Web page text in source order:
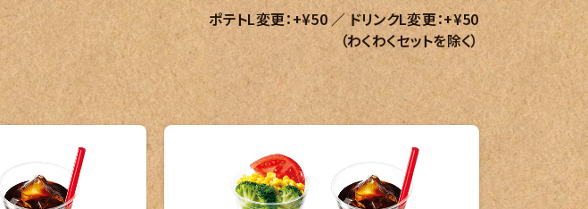
ポテトL変更：+¥50 ／ ドリンクL変更：+¥50
（わくわくセットを除く）